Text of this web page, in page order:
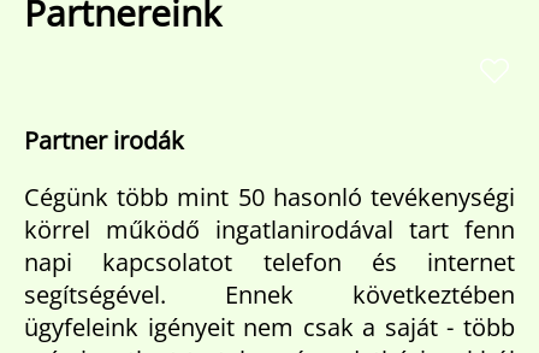
Partnereink
Partner irodák
Cégünk több mint 50 hasonló tevékenységi
körrel működő ingatlanirodával tart fenn
napi kapcsolatot telefon és internet
segítségével. Ennek következtében
ügyfeleink igényeit nem csak a saját - több